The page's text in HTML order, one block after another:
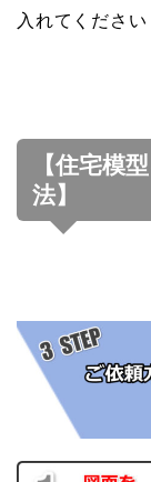
入れてください
【住宅模
法】